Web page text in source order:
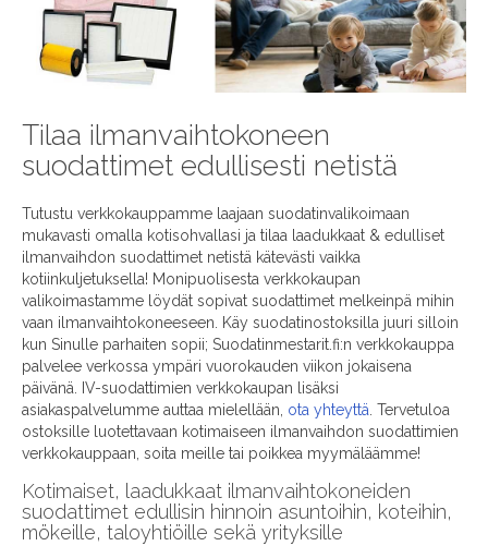
Tilaa ilmanvaihtokoneen
suodattimet edullisesti netistä
Tutustu verkkokauppamme laajaan suodatinvalikoimaan
mukavasti omalla kotisohvallasi ja tilaa laadukkaat & edulliset
ilmanvaihdon suodattimet netistä kätevästi vaikka
kotiinkuljetuksella! Monipuolisesta verkkokaupan
valikoimastamme löydät sopivat suodattimet melkeinpä mihin
vaan ilmanvaihtokoneeseen. Käy suodatinostoksilla juuri silloin
kun Sinulle parhaiten sopii; Suodatinmestarit.fi:n verkkokauppa
palvelee verkossa ympäri vuorokauden viikon jokaisena
päivänä. IV-suodattimien verkkokaupan lisäksi
asiakaspalvelumme auttaa mielellään, ota yhteyttä. Tervetuloa
ostoksille luotettavaan kotimaiseen ilmanvaihdon suodattimien
verkkokauppaan, soita meille tai poikkea myymäläämme!
Kotimaiset, laadukkaat ilmanvaihtokoneiden
suodattimet edullisin hinnoin asuntoihin, koteihin,
mökeille, taloyhtiöille sekä yrityksille